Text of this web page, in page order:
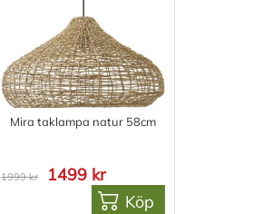
Mira taklampa natur 58cm
1999 kr
1499 kr
Köp